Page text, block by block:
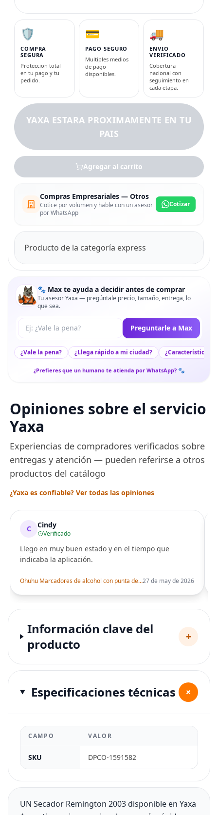
🛡️
COMPRA
SEGURA
Proteccion total
en tu pago y tu
pedido.
💳
PAGO SEGURO
Multiples medios
de pago
disponibles.
🚚
ENVIO
VERIFICADO
Cobertura
nacional con
seguimiento en
cada etapa.
YAXA ESTARA PROXIMAMENTE EN TU
PAIS
Agregar al carrito
Compras Empresariales — Otros
Cotice por volumen y hable con un asesor
por WhatsApp
Cotizar
Producto de la categoría express
🐾 Max te ayuda a decidir antes de comprar
Tu asesor Yaxa — pregúntale precio, tamaño, entrega, lo
que sea.
Tu pregunta a Max Preguntarle a Max
¿Vale la pena? ¿Llega rápido a mi ciudad? ¿Características
¿Prefieres que un humano te atienda por WhatsApp? 🐾
Opiniones sobre el servicio
Yaxa
Experiencias de compradores verificados sobre
entregas y atención — pueden referirse a otros
productos del catálogo
¿Yaxa es confiable? Ver todas las opiniones
C Cindy
Verificado
Llego en muy buen estado y en el tiempo que
indicaba la aplicación.
Ohuhu Marcadores de alcohol con punta de pincel – Juego de marcadores artísticos de doble punta con certificación AP para artistas adultos27 de may de 2026
Información clave del
producto
+
Especificaciones técnicas +
CAMPO VALOR
SKU DPCO-1591582
UN Secador Remington 2003 disponible en Yaxa